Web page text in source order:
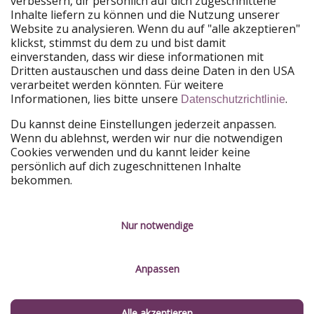
Unsere Märkte
PiratinViaggio
HolidayPirates
VakantiePiraten
WakacyjniPiraci
VoyagesPirates
Ferienpiraten
Urlaubspiraten
ViajerosPiratas
TravelPirates
HolidayPirates Group
Lerne uns kennen
Über uns
Nachhaltigkeit
Rechtliches
Kontakt
Service-Kontrolle
Inhalte liefern zu können und die Nutzung unserer
Website zu analysieren. Wenn du auf "alle akzeptieren"
klickst, stimmst du dem zu und bist damit
einverstanden, dass wir diese informationen mit
Dritten austauschen und dass deine Daten in den USA
verarbeitet werden könnten. Für weitere
Informationen, lies bitte unsere Datenschutzrichtlinie.
Du kannst deine Einstellungen jederzeit anpassen.
Wenn du ablehnst, werden wir nur die notwendigen
Cookies verwenden und du kannt leider keine
persönlich auf dich zugeschnittenen Inhalte
bekommen.
Nur notwendige
Anpassen